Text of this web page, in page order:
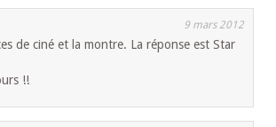
9 mars 2012
de ciné et la montre. La réponse est Star
!!